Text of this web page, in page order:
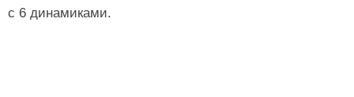
с 6 динамиками.